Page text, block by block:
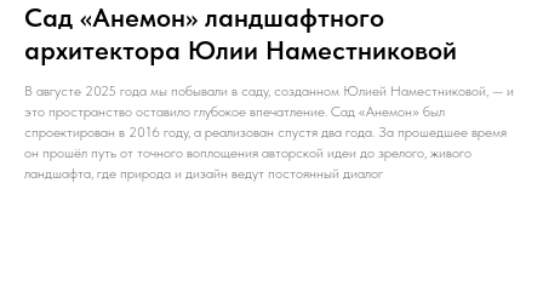
Сад «Анемон» ландшафтного
архитектора Юлии Наместниковой
В августе 2025 года мы побывали в саду, созданном Юлией Наместниковой, — и
это пространство оставило глубокое впечатление. Сад «Анемон» был
спроектирован в 2016 году, а реализован спустя два года. За прошедшее время
он прошёл путь от точного воплощения авторской идеи до зрелого, живого
ландшафта, где природа и дизайн ведут постоянный диалог